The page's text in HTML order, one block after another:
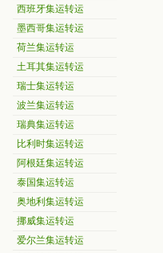
西班牙集运转运
墨西哥集运转运
荷兰集运转运
土耳其集运转运
瑞士集运转运
波兰集运转运
瑞典集运转运
比利时集运转运
阿根廷集运转运
泰国集运转运
奥地利集运转运
挪威集运转运
爱尔兰集运转运